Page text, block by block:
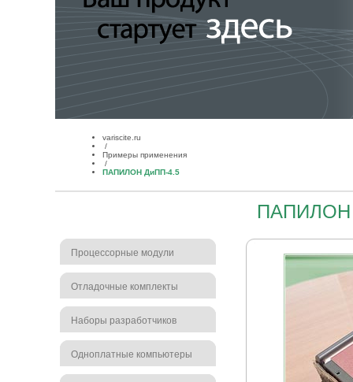
variscite.ru
/
Примеры применения
/
ПАПИЛОН ДиПП-4.5
ПАПИЛОН
Процессорные модули
Отладочные комплекты
Наборы разработчиков
Одноплатные компьютеры